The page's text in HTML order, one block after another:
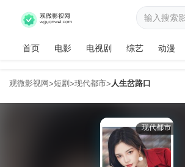
首页 电影 电视剧 综艺 动漫
观微影视网>短剧 >现代都市>人生岔路口
现代都市